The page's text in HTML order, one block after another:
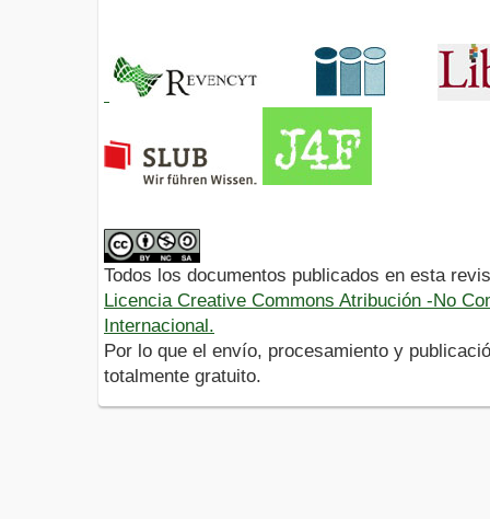
Todos los documentos publicados en esta
Licencia Creative Commons Atribución -No
Internacional.
Por lo que el envío, procesamiento y
totalmente gratuito.